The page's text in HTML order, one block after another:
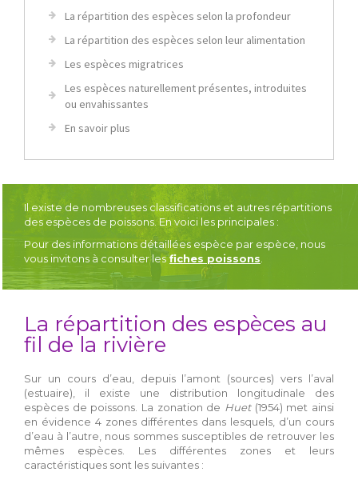
La répartition des espèces selon la profondeur
La répartition des espèces selon leur alimentation
Les espèces migratrices
Les espèces naturellement présentes, introduites
ou envahissantes
En savoir plus
Il existe de nombreuses classifications et autres répartitions
des espèces de poissons. En voici les principales :
Pour des informations détaillées espèce par espèce, nous
vous invitons à consulter les fiches poissons
La répartition des espèces au
fil de la rivière
Sur un cours d’eau, depuis l’amont (sources) vers l’aval
(estuaire), il existe une distribution longitudinale des
espèces de poissons. La zonation de Huet(1954) met ainsi
en évidence 4 zones différentes dans lesquels, d’un cours
d’eau à l’autre, nous sommes susceptibles de retrouver les
mêmes espèces. Les différentes zones et leurs
caractéristiques sont les suivantes :